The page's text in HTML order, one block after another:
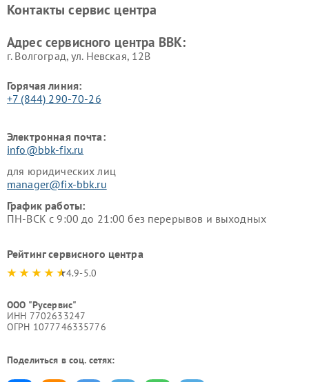
Ремонт винных шкафов BBK
Контакты сервис центра
Адрес сервисного центра BBK:
г. Волгоград, ул. Невская, 12В
Горячая линия:
+7 (844) 290-70-26
Электронная почта:
info@bbk-fix.ru
для юридических лиц
manager@fix-bbk.ru
График работы:
ПН-ВСК с 9:00 до 21:00 без перерывов и выходных
Рейтинг сервисного центра
4.9-5.0
ООО "Русервис"
ИНН 7702633247
ОГРН 1077746335776
Поделиться в соц. сетях: